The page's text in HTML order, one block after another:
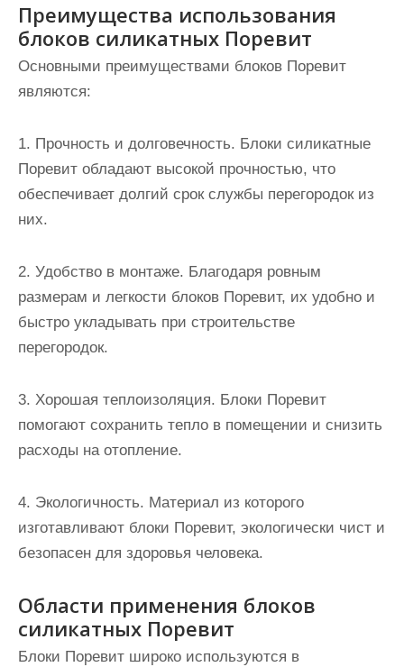
Преимущества использования
блоков силикатных Поревит
Основными преимуществами блоков Поревит
являются:
1. Прочность и долговечность. Блоки силикатные
Поревит обладают высокой прочностью, что
обеспечивает долгий срок службы перегородок из
них.
2. Удобство в монтаже. Благодаря ровным
размерам и легкости блоков Поревит, их удобно и
быстро укладывать при строительстве
перегородок.
3. Хорошая теплоизоляция. Блоки Поревит
помогают сохранить тепло в помещении и снизить
расходы на отопление.
4. Экологичность. Материал из которого
изготавливают блоки Поревит, экологически чист и
безопасен для здоровья человека.
Области применения блоков
силикатных Поревит
Блоки Поревит широко используются в